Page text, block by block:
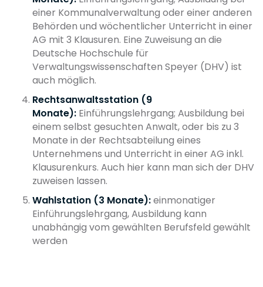
einer Kommunalverwaltung oder einer anderen
Behörden und wöchentlicher Unterricht in einer
AG mit 3 Klausuren. Eine Zuweisung an die
Deutsche Hochschule für
Verwaltungswissenschaften Speyer (DHV) ist
auch möglich.
Rechtsanwaltsstation (9
Monate): Einführungslehrgang; Ausbildung bei
einem selbst gesuchten Anwalt, oder bis zu 3
Monate in der Rechtsabteilung eines
Unternehmens und Unterricht in einer AG inkl.
Klausurenkurs. Auch hier kann man sich der DHV
zuweisen lassen.
Wahlstation (3 Monate):einmonatiger
Einführungslehrgang, Ausbildung kann
unabhängig vom gewählten Berufsfeld gewählt
werden